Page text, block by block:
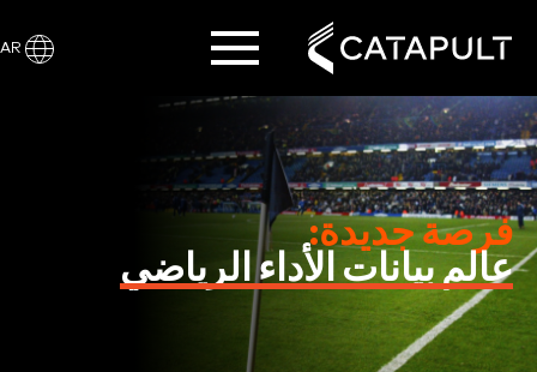
فرصة جديدة:
عالم بيانات الأداء الرياضي